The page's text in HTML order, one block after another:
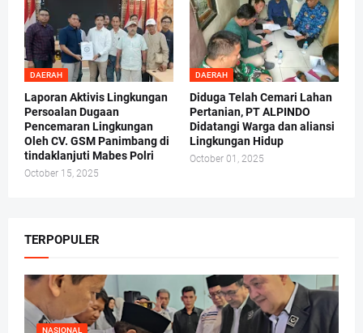
DAERAH
Laporan Aktivis Lingkungan
Persoalan Dugaan
Pencemaran Lingkungan
Oleh CV. GSM Panimbang di
tindaklanjuti Mabes Polri
October 15, 2025
DAERAH
Diduga Telah Cemari Lahan
Pertanian, PT ALPINDO
Didatangi Warga dan aliansi
Lingkungan Hidup
October 01, 2025
TERPOPULER
NASIONAL